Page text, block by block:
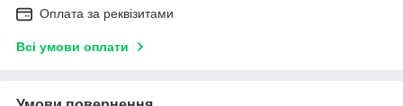
Оплата за реквізитами
Всі умови оплати